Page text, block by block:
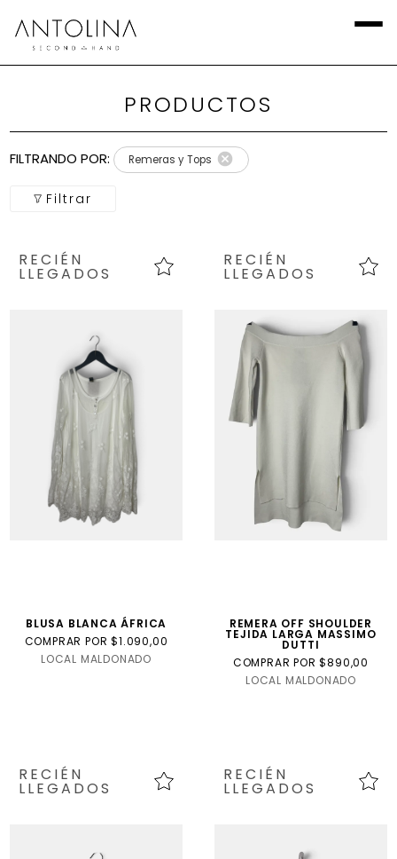
PRODUCTOS
FILTRANDO POR: Remeras y Tops
Filtrar
Filtros
Local
Calzado
marca
Talla
Internacional
Talla
USA
talle
niño
RECIÉN
LLEGADOS
BLUSA BLANCA ÁFRICA
COMPRAR POR $1.090,00
LOCAL MALDONADO
RECIÉN
LLEGADOS
REMERA OFF SHOULDER
TEJIDA LARGA MASSIMO
DUTTI
COMPRAR POR $890,00
LOCAL MALDONADO
RECIÉN
LLEGADOS
RECIÉN
LLEGADOS